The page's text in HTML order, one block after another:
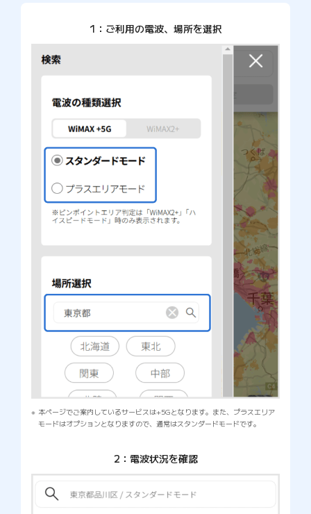
1：ご利用の電波、場所を選択
本ページでご案内しているサービスは+5Gとなります。また、プラスエリア
モードはオプションとなりますので、通常はスタンダードモードです。
2：電波状況を確認